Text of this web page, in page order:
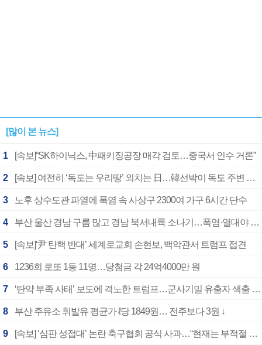
[많이 본 뉴스]
1 [속보]“SK하이닉스, 中패키징공장 매각 검토…중국서 인수 거론”
2 [속보] 여전히 ‘독도는 우리땅’ 외치는 日…韓선박이 독도 주변 해양조사 활동하자 반발
3 노후 상수도관 파열에 폭염 속 사상구 2300여 가구 6시간 단수
4 부산 울산 경남 구름 많고 경남 북서내륙 소나기…폭염·열대야 계속
5 [속보]‘尹 탄핵 반대’ 세계로교회 손현보, 백악관서 트럼프 접견
6 1236회 로또 1등 11명…당첨금 각 24억4000만 원
7 ‘탄약 부족 사태’ 보도에 격노한 트럼프…군사기밀 유출자 색출 지시
8 부산 주유소 휘발유 평균가 ℓ당 1849원… 전주보다 3원 ↓
9 [속보] ‘심판 성접대’ 논란 축구협회 공식 사과…“현재는 부적절 행위 없어”